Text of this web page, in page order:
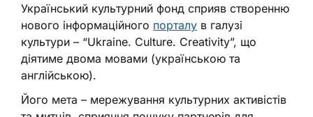
Український культурний фонд сприяв створенню
нового інформаційного порталу в галузі
культури – “Ukraine. Culture. Creativity”, що
діятиме двома мовами (українською та
англійською).
Його мета – мережування культурних активістів